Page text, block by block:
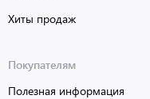
Хиты продаж
Покупателям
Полезная информация